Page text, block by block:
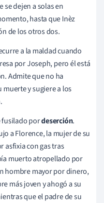
se dejen a solas en
hasta que Inèz
de los otros dos.
a la maldad cuando
por Joseph, pero él está
Admite que no ha
y sugiere a los
fusilado pordeserción.
a Florence, la mujer de su
asfixia con gas tras
muerto atropellado por
hombre mayor por dinero,
más joven y ahogó a su
que el padre de su